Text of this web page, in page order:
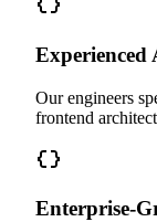
Experienced
Our engineers
frontend
Enterprise-